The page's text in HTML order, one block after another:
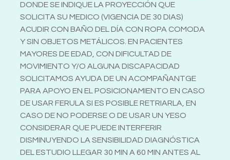
DONDE SE INDIQUE LA PROYECCIÓN QUE
SOLICITA SU MEDICO (VIGENCIA DE 30 DIAS)
ACUDIR CON BAÑO DEL DÍA CON ROPA COMODA
Y SIN OBJETOS METÁLICOS. EN PACIENTES
MAYORES DE EDAD, CON DIFICULTAD DE
MOVIMIENTO Y/O ALGUNA DISCAPACIDAD
SOLICITAMOS AYUDA DE UN ACOMPAÑANTGE
PARA APOYO EN EL POSICIONAMIENTO EN CASO
DE USAR FERULA SI ES POSIBLE RETRIARLA, EN
CASO DE NO PODERSE O DE USAR UN YESO
CONSIDERAR QUE PUEDE INTERFERIR
DISMINUYENDO LA SENSIBILIDAD DIAGNÓSTICA
DEL ESTUDIO LLEGAR 30 MIN A 60 MIN ANTES AL